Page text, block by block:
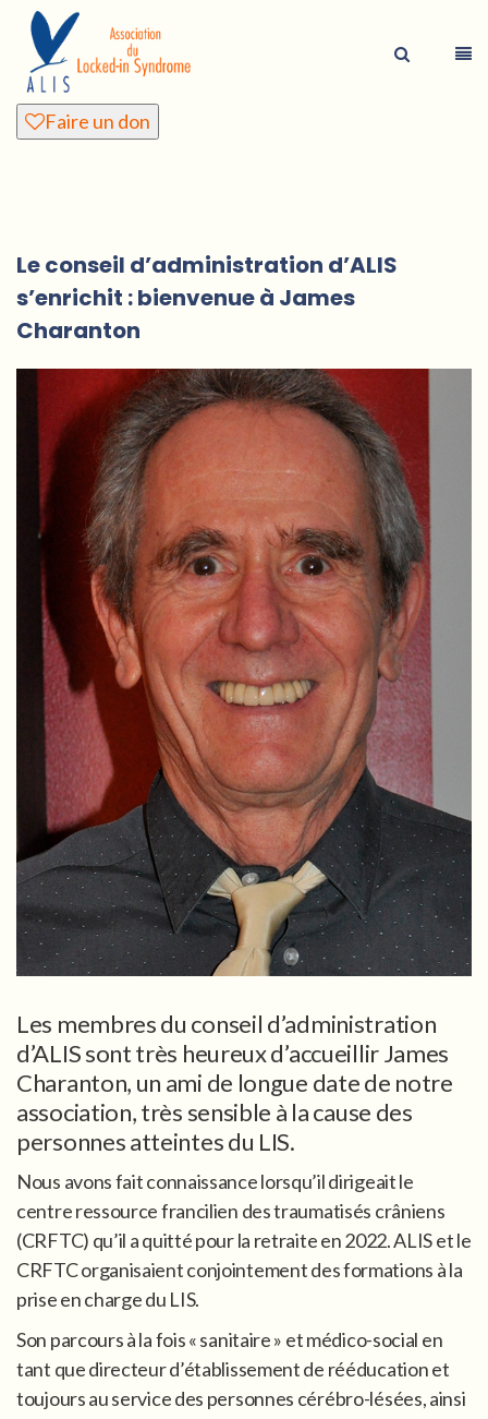
Faire un don
Le conseil d’administration d’ALIS
s’enrichit : bienvenue à James
Charanton
Les membres du conseil d’administration
d’ALIS sont très heureux d’accueillir James
Charanton, un ami de longue date de notre
association, très sensible à la cause des
personnes atteintes du LIS.
Nous avons fait connaissance lorsqu’il dirigeait le
centre ressource francilien des traumatisés crâniens
(CRFTC) qu’il a quitté pour la retraite en 2022. ALIS et le
CRFTC organisaient conjointement des formations à la
prise en charge du LIS.
Son parcours à la fois « sanitaire » et médico-social en
tant que directeur d’établissement de rééducation et
toujours au service des personnes cérébro-lésées, ainsi